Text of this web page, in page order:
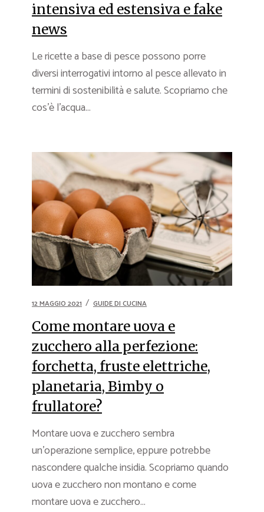
intensiva ed estensiva e fake
news
Le ricette a base di pesce possono porre
diversi interrogativi intorno al pesce allevato in
termini di sostenibilità e salute. Scopriamo che
cos’è l’acqua...
12 MAGGIO 2021 GUIDE DI CUCINA
Come montare uova e
zucchero alla perfezione:
forchetta, fruste elettriche,
planetaria, Bimby o
frullatore?
Montare uova e zucchero sembra
un’operazione semplice, eppure potrebbe
nascondere qualche insidia. Scopriamo quando
uova e zucchero non montano e come
montare uova e zucchero...